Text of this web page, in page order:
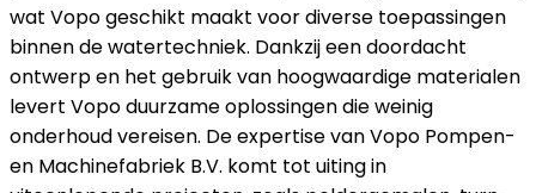
wat Vopo geschikt maakt voor diverse toepassingen
binnen de watertechniek. Dankzij een doordacht
ontwerp en het gebruik van hoogwaardige materialen
levert Vopo duurzame oplossingen die weinig
onderhoud vereisen. De expertise van Vopo Pompen-
en Machinefabriek B.V. komt tot uiting in